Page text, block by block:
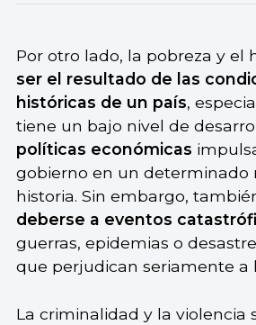
Por otro lado, la pobreza y el
ser el resultado de las
históricas de un país,
tiene un bajo nivel de
políticas económicas
gobierno en un determinado
historia. Sin embargo,
deberse a eventos
guerras, epidemias o
que perjudican seriamente a
La criminalidad y la violencia